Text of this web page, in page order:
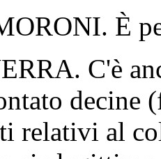
È
C'è
decine
relativi al